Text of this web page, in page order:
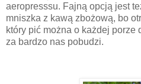
aeropresssu. Fajną opcją jest
mniszka z kawą zbożową, bo
który pić można o każdej porze
za bardzo nas pobudzi.